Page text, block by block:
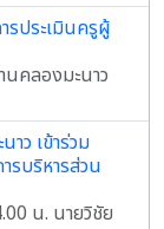
รประเมินครูผู้
คลองมะนาว
าว เข้าร่วม
บริหารส่วน
น. นายวิชัย